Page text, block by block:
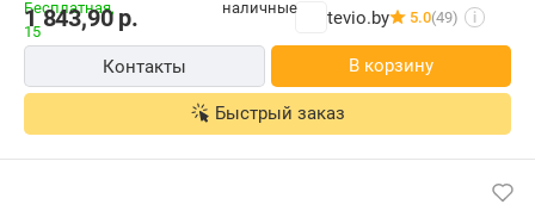
1 843,90р. tevio.by 5.0(49) i
Контакты В корзину
Быстрый заказ